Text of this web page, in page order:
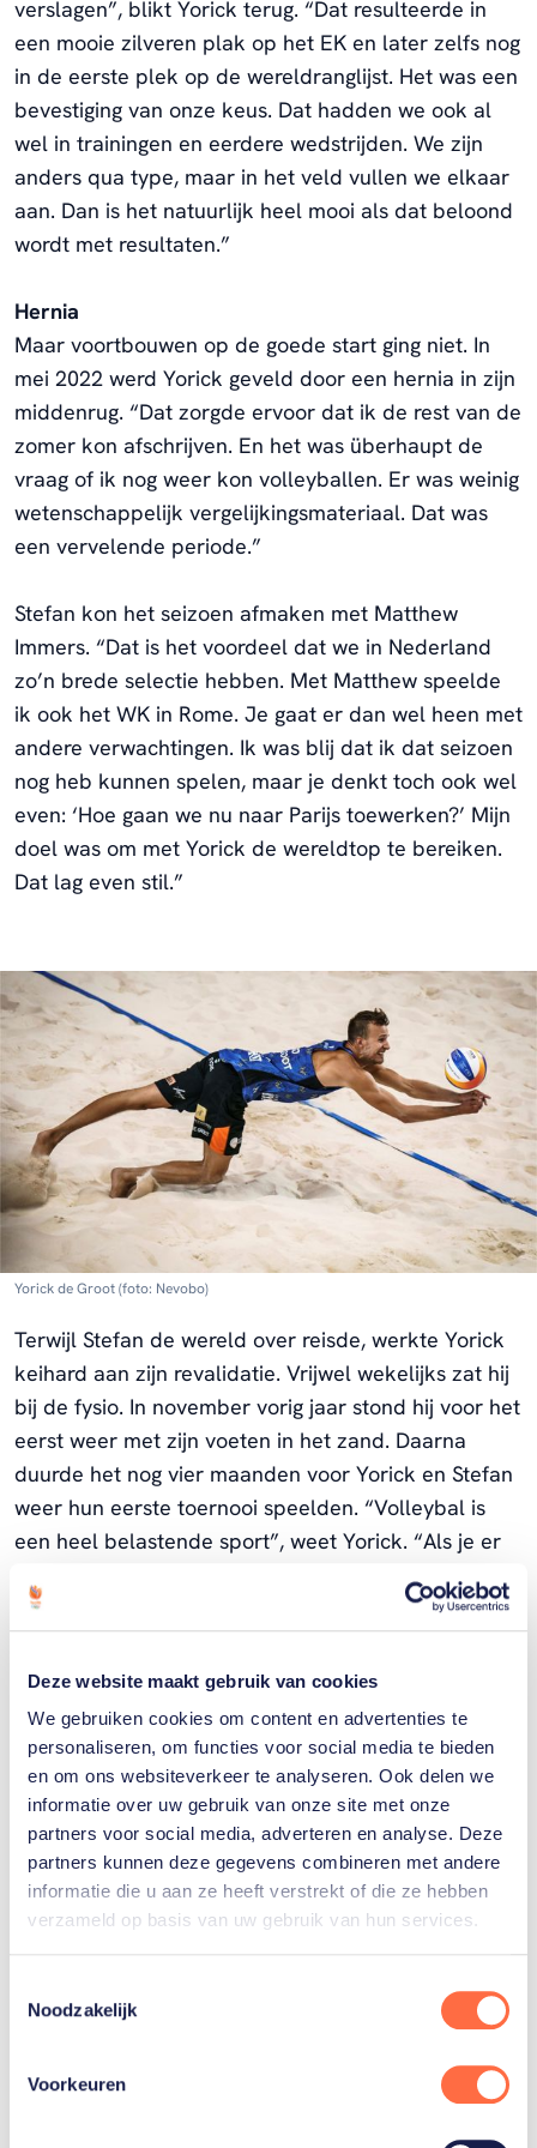
Deze website maakt gebruik van cookies
We gebruiken cookies om content en advertenties te
personaliseren, om functies voor social media te bieden
en om ons websiteverkeer te analyseren. Ook delen we
informatie over uw gebruik van onze site met onze
partners voor social media, adverteren en analyse. Deze
partners kunnen deze gegevens combineren met andere
informatie die u aan ze heeft verstrekt of die ze hebben
verzameld op basis van uw gebruik van hun services.
Noodzakelijk
Voorkeuren
verslagen”, blikt Yorick terug. “Dat resulteerde in
een mooie zilveren plak op het EK en later zelfs nog
in de eerste plek op de wereldranglijst. Het was een
bevestiging van onze keus. Dat hadden we ook al
wel in trainingen en eerdere wedstrijden. We zijn
anders qua type, maar in het veld vullen we elkaar
aan. Dan is het natuurlijk heel mooi als dat beloond
wordt met resultaten.”
Hernia
Maar voortbouwen op de goede start ging niet. In
mei 2022 werd Yorick geveld door een hernia in zijn
middenrug. “Dat zorgde ervoor dat ik de rest van de
zomer kon afschrijven. En het was überhaupt de
vraag of ik nog weer kon volleyballen. Er was weinig
wetenschappelijk vergelijkingsmateriaal. Dat was
een vervelende periode.”
Stefan kon het seizoen afmaken met Matthew
Immers. “Dat is het voordeel dat we in Nederland
zo’n brede selectie hebben. Met Matthew speelde
ik ook het WK in Rome. Je gaat er dan wel heen met
andere verwachtingen. Ik was blij dat ik dat seizoen
nog heb kunnen spelen, maar je denkt toch ook wel
even: ‘Hoe gaan we nu naar Parijs toewerken?’ Mijn
doel was om met Yorick de wereldtop te bereiken.
Dat lag even stil.”
Yorick de Groot (foto: Nevobo)
Terwijl Stefan de wereld over reisde, werkte Yorick
keihard aan zijn revalidatie. Vrijwel wekelijks zat hij
bij de fysio. In november vorig jaar stond hij voor het
eerst weer met zijn voeten in het zand. Daarna
duurde het nog vier maanden voor Yorick en Stefan
weer hun eerste toernooi speelden. “Volleybal is
een heel belastende sport”, weet Yorick. “Als je er
zo lang hebt uitgelegen, kun je niet meteen weer
spelen. Ik moest het rustig opbouwen.”
Scheurtje
De chemie was er nog steeds. In maart werden ze
tweede op het Challenge-toernooi in La Paz en
vierde op het Elite 16-toernooi in Tepic, allebei in
Mexico. Maar lang duurde de hernieuwde
samenwerking niet. Deze keer was het Stefan die
geveld werd door een rugblessure. “Ik had een
scheurtje in een band in mijn rug. Dat deed veel pijn
roulatie. Hij miste hierdoor het Europees
kampioenschap, dat in augustus opnieuw in Wenen